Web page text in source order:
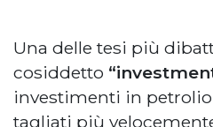
Una delle tesi più
cosiddetto
investimenti in
tagliati più